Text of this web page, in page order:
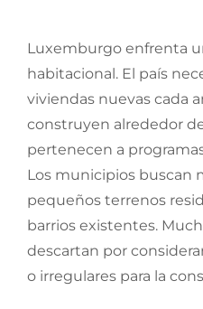
Luxemburgo enfrenta
habitacional. El país
viviendas nuevas cada
construyen alrededor
pertenecen a
Los municipios buscan
pequeños terrenos
barrios existentes.
descartan por
o irregulares para la